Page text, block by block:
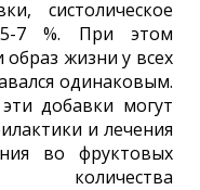
систолическое
5-7 %. При этом
жизни у всех
одинаковым.
добавки могут
и лечения
во фруктовых
количества